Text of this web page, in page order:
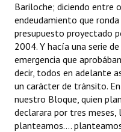
Bariloche; diciendo
endeudamiento que
presupuesto proyectado
2004. Y hacía una serie
emergencia que
decir, todos en adelante
un carácter de tránsito.
nuestro Bloque, quien
declarara por tres
planteamos....